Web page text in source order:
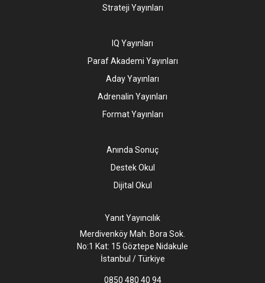
Strateji Yayınları
IQ Yayınları
Paraf Akademi Yayınları
Aday Yayınları
Adrenalin Yayınları
Format Yayınları
Anında Sonuç
Destek Okul
Dijital Okul
Yanıt Yayıncılık
Merdivenköy Mah. Bora Sok.
No:1 Kat: 15 Göztepe Nidakule
İstanbul / Türkiye
0850 480 40 94